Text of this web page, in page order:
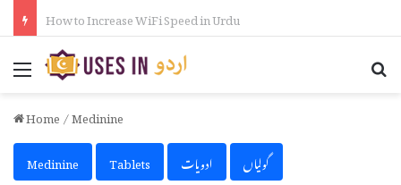
Menu
Home/Medinine
Medinine
Tablets ادویات گولیاں